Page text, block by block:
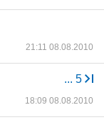
21:11 08.08.2010
... 5
18:09 08.08.2010